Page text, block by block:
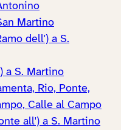
Martino
dell') a S.
a S. Martino
Rio, Ponte,
Calle al Campo
all') a S. Martino